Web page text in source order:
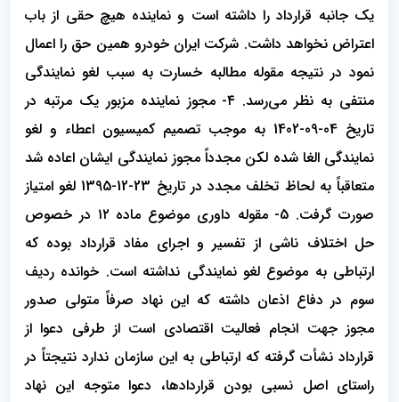
یک جانبه قرارداد را داشته است و نماینده هیچ حقی از باب
اعتراض نخواهد داشت. شرکت ایران خودرو همین حق را اعمال
نمود در نتیجه مقوله مطالبه خسارت به سبب لغو نمایندگی
منتفی به نظر می‌رسد. ۴- مجوز نماینده مزبور یک مرتبه در
تاریخ 04-09-1402 به موجب تصمیم کمیسیون اعطاء و لغو
نمایندگی الغا شده لکن مجدداً مجوز نمایندگی ایشان اعاده شد
متعاقباً به لحاظ تخلف مجدد در تاریخ 23-12-1395 لغو امتیاز
صورت گرفت. 5- مقوله داوری موضوع ماده ۱۲ در خصوص
حل اختلاف ناشی از تفسیر و اجرای مفاد قرارداد بوده که
ارتباطی به موضوع لغو نمایندگی نداشته است. خوانده ردیف
سوم در دفاع اذعان داشته که این نهاد صرفاً متولی صدور
مجوز جهت انجام فعالیت اقتصادی است از طرفی دعوا از
قرارداد نشأت گرفته که ارتباطی به این سازمان ندارد نتیجتاً در
راستای اصل نسبی بودن قراردادها، دعوا متوجه این نهاد